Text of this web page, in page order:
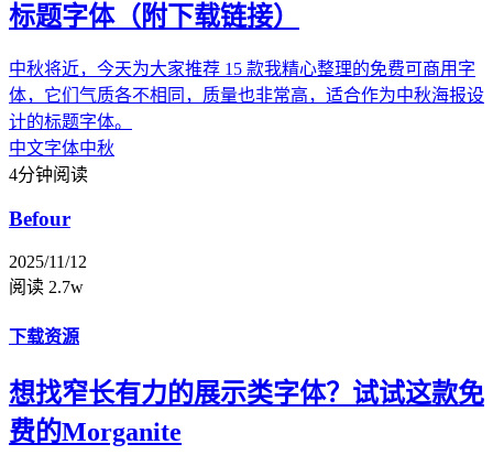
标题字体（附下载链接）
中秋将近，今天为大家推荐 15 款我精心整理的免费可商用字
体，它们气质各不相同，质量也非常高，适合作为中秋海报设
计的标题字体。
中文字体中秋
4分钟阅读
Befour
2025/11/12
阅读 2.7w
下载资源
想找窄长有力的展示类字体？试试这款免
费的Morganite